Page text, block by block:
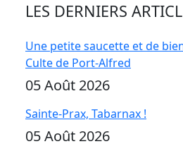
LES DERNIERS
Une petite saucette et de
Culte de Port-Alfred
05 Août 2026
Sainte-Prax, Tabarnax !
05 Août 2026